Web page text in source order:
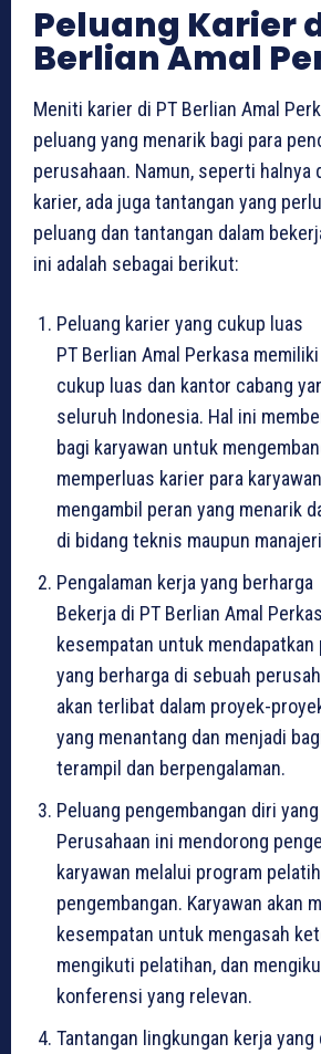
Peluang Karier
Berlian Amal
Meniti karier di PT Berlian Amal
peluang yang menarik bagi para
perusahaan. Namun, seperti halnya
karier, ada juga tantangan yang
peluang dan tantangan dalam
ini adalah sebagai berikut:
Peluang karier yang cukup luas
PT Berlian Amal Perkasa
cukup luas dan kantor cabang
seluruh Indonesia. Hal ini
bagi karyawan untuk
memperluas karier para
mengambil peran yang menarik
di bidang teknis maupun
Pengalaman kerja yang berharga
Bekerja di PT Berlian Amal
kesempatan untuk mendapatkan
yang berharga di sebuah
akan terlibat dalam proyek-
yang menantang dan menjadi
terampil dan berpengalaman.
Peluang pengembangan diri
Perusahaan ini mendorong
karyawan melalui program
pengembangan. Karyawan akan
kesempatan untuk mengasah
mengikuti pelatihan, dan
konferensi yang relevan.
Tantangan lingkungan kerja yang